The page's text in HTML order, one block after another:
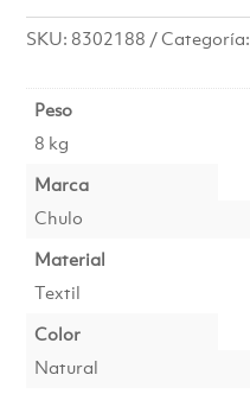
SKU: 8302188 Categoría:
Peso
8 kg
Marca
Chulo
Material
Textil
Color
Natural